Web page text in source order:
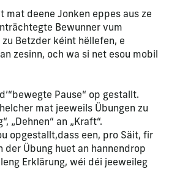
mat deene Jonken eppes aus ze
Bewunner vum
zu Betzder kéint hëllefen, e
zesinn, och wa si net esou mobil
Pause“ op gestallt.
mat jeeweils Übungen zu
„Dehnen“ an „Kraft“.
opgestallt,dass een, pro Säit, fir
der Übung huet an hannendrop
Erklärung, wéi déi jeeweileg